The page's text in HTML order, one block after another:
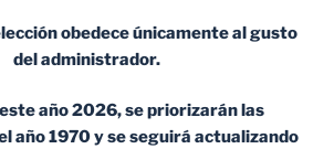
obedece únicamente al gusto
del administrador.
año 2026, se priorizarán las
año 1970 y se seguirá actualizando